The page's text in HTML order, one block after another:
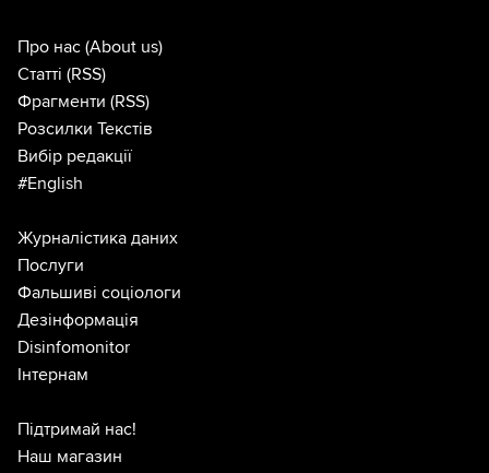
Про нас (About us)
Статті (RSS)
Фрагменти (RSS)
Розсилки Текстів
Вибір редакції
#English
Журналістика даних
Послуги
Фальшиві соціологи
Дезінформація
Disinfomonitor
Інтернам
Підтримай нас!
Наш магазин